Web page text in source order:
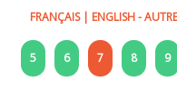
FRANÇAIS| ENGLISH-
5 6 7 8 9